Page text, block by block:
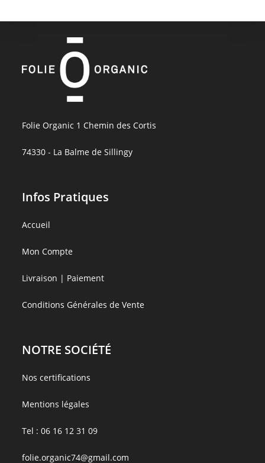
Folie Organic 1 Chemin des Cortis
74330 - La Balme de Sillingy
Infos Pratiques
Accueil
Mon Compte
Livraison | Paiement
Conditions Générales de Vente
NOTRE SOCIÉTÉ
Nos certifications
Mentions légales
Tel :06 16 12 31 09
folie.organic74@gmail.com